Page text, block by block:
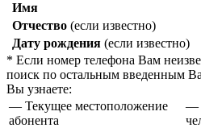
Имя
Отчество (если известно)
Дату рождения (если известно)
* Если номер телефона Вам
поиск по остальным введенным
Вы узнаете:
— Текущее местоположение
абонента
—